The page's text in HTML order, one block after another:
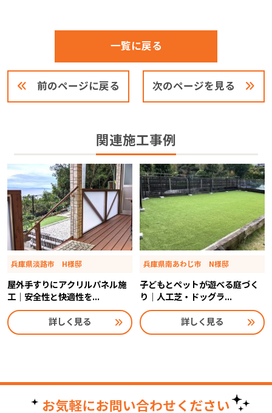
前のページに戻る
一覧に戻る
次のページを見る
関連施工事例
兵庫県淡路市 H様邸
屋外手すりにアクリルパネル施
工｜安全性と快適性を...
詳しく見る
兵庫県南あわじ市 N様邸
子どもとペットが遊べる庭づく
り｜人工芝・ドッグラ...
詳しく見る